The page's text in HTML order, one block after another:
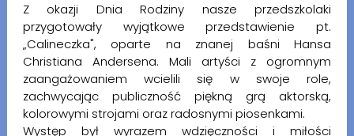
Z okazji Dnia Rodziny nasze przedszkolaki
przygotowały wyjątkowe przedstawienie pt.
„Calineczka", oparte na znanej baśni Hansa
Christiana Andersena. Mali artyści z ogromnym
zaangażowaniem wcielili się w swoje role,
zachwycając publiczność piękną grą aktorską,
kolorowymi strojami oraz radosnymi piosenkami.
Występ był wyrazem wdzięczności i miłości